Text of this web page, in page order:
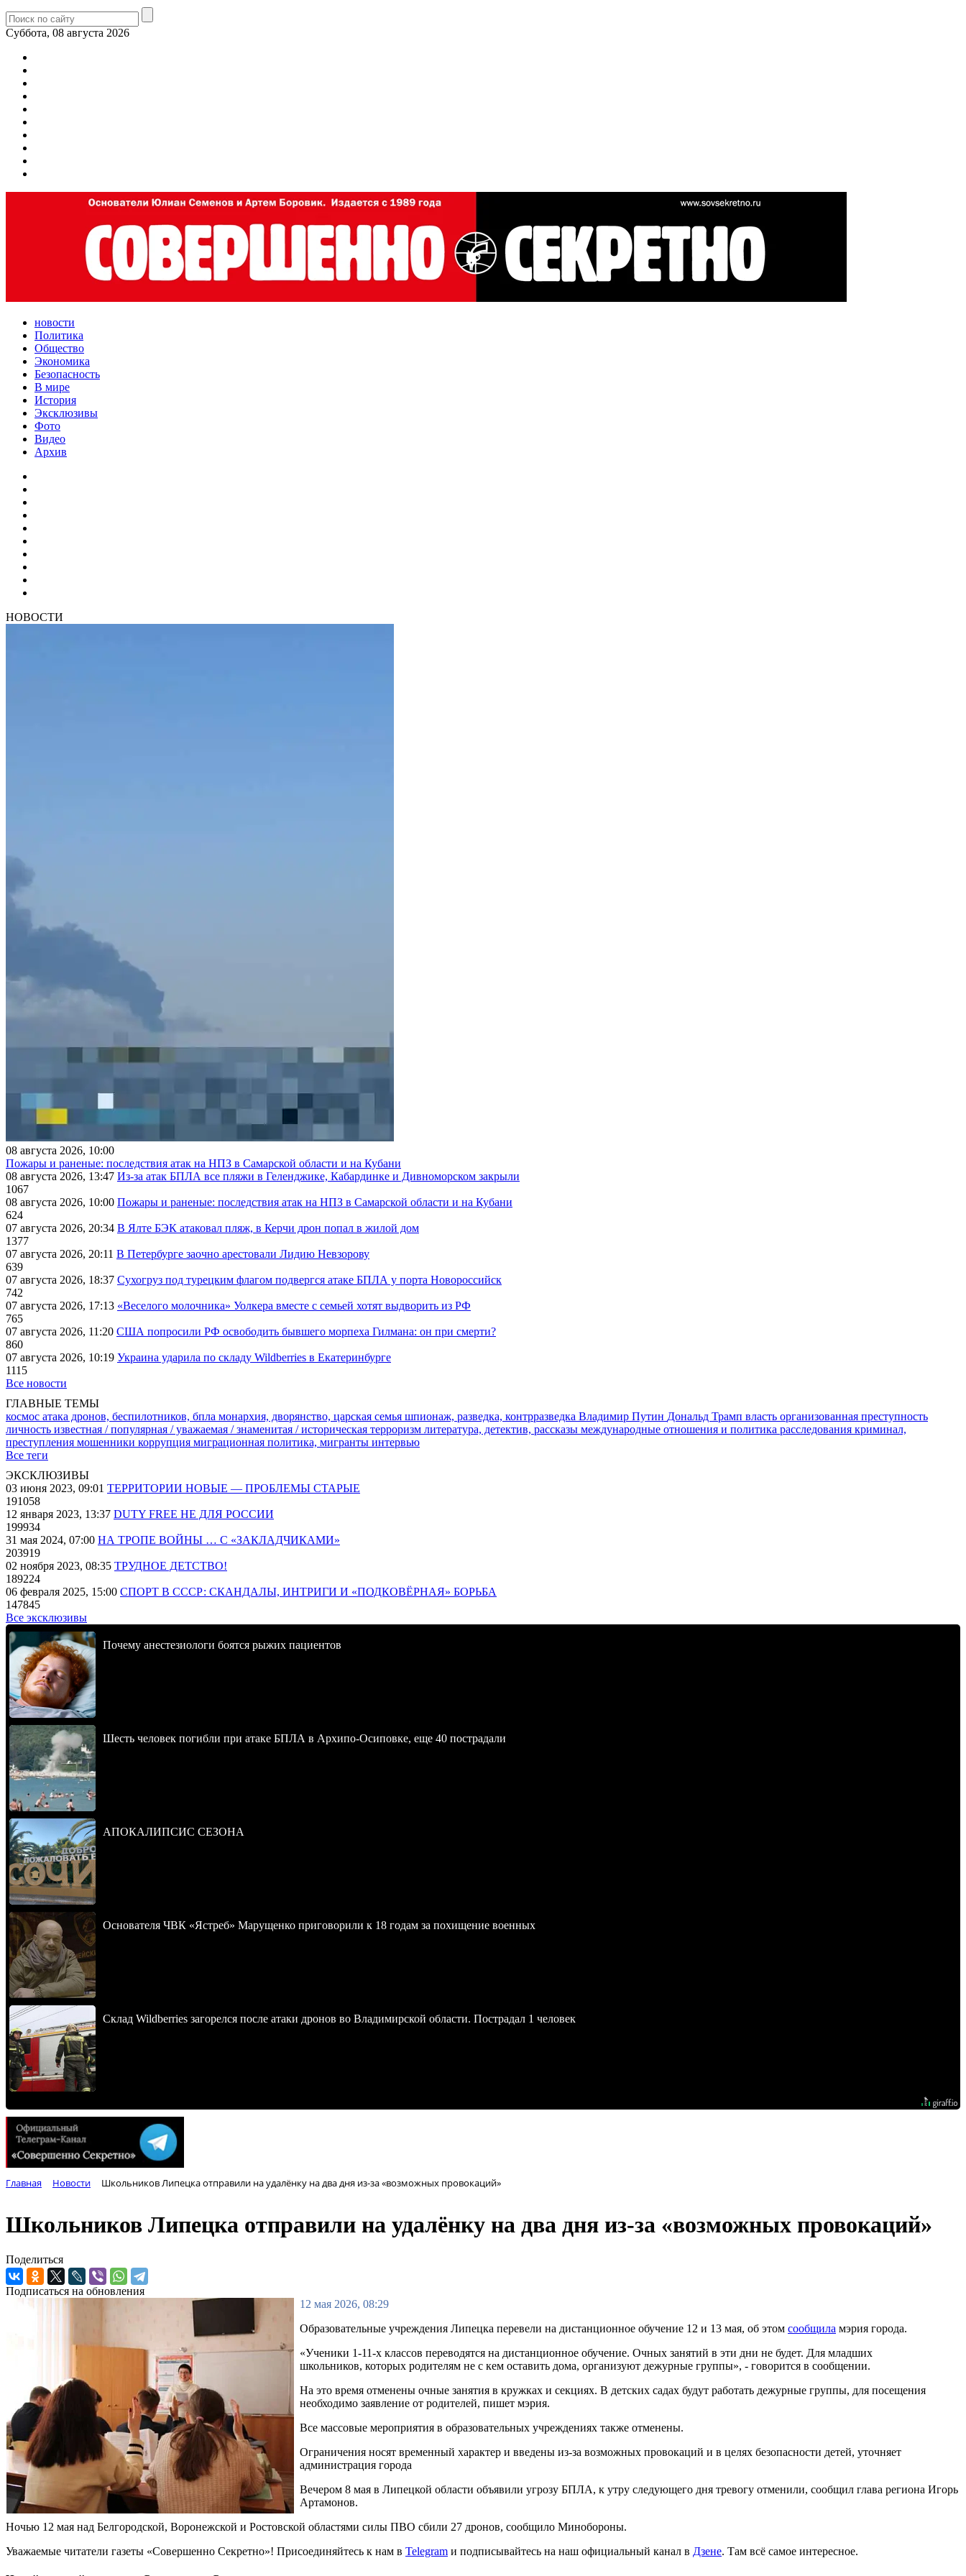
Суббота, 08 августа 2026
новости
Политика
Общество
Экономика
Безопасность
В мире
История
Эксклюзивы
Фото
Видео
Архив
НОВОСТИ
08 августа 2026, 10:00
Пожары и раненые: последствия атак на НПЗ в Самарской области и на Кубани
08 августа 2026, 13:47 Из-за атак БПЛА все пляжи в Геленджике, Кабардинке и Дивноморском закрыли
1067
08 августа 2026, 10:00 Пожары и раненые: последствия атак на НПЗ в Самарской области и на Кубани
624
07 августа 2026, 20:34 В Ялте БЭК атаковал пляж, в Керчи дрон попал в жилой дом
1377
07 августа 2026, 20:11 В Петербурге заочно арестовали Лидию Невзорову
639
07 августа 2026, 18:37 Сухогруз под турецким флагом подвергся атаке БПЛА у порта Новороссийск
742
07 августа 2026, 17:13 «Веселого молочника» Уолкера вместе с семьей хотят выдворить из РФ
765
07 августа 2026, 11:20 США попросили РФ освободить бывшего морпеха Гилмана: он при смерти?
860
07 августа 2026, 10:19 Украина ударила по складу Wildberries в Екатеринбурге
1115
Все новости
ГЛАВНЫЕ ТЕМЫ
космос атака дронов, беспилотников, бпла монархия, дворянство, царская семья шпионаж, разведка, контрразведка Владимир Путин Дональд Трамп власть организованная преступность
личность известная / популярная / уважаемая / знаменитая / историческая терроризм литература, детектив, рассказы международные отношения и политика расследования криминал,
преступления мошенники коррупция миграционная политика, мигранты интервью
Все теги
ЭКСКЛЮЗИВЫ
03 июня 2023, 09:01 ТЕРРИТОРИИ НОВЫЕ — ПРОБЛЕМЫ СТАРЫЕ
191058
12 января 2023, 13:37 DUTY FREE НЕ ДЛЯ РОССИИ
199934
31 мая 2024, 07:00 НА ТРОПЕ ВОЙНЫ … С «ЗАКЛАДЧИКАМИ»
203919
02 ноября 2023, 08:35 ТРУДНОЕ ДЕТСТВО!
189224
06 февраля 2025, 15:00 СПОРТ В СССР: СКАНДАЛЫ, ИНТРИГИ И «ПОДКОВЁРНАЯ» БОРЬБА
147845
Все эксклюзивы
Почему анестезиологи боятся рыжих пациентов
Шесть человек погибли при атаке БПЛА в Архипо-Осиповке, еще 40 пострадали
АПОКАЛИПСИС СЕЗОНА
Основателя ЧВК «Ястреб» Марущенко приговорили к 18 годам за похищение военных
Склад Wildberries загорелся после атаки дронов во Владимирской области. Пострадал 1 человек
Главная Новости Школьников Липецка отправили на удалёнку на два дня из-за «возможных провокаций»
Школьников Липецка отправили на удалёнку на два дня из-за «возможных провокаций»
Поделиться
Подписаться на обновления
12 мая 2026, 08:29
Образовательные учреждения Липецка перевели на дистанционное обучение 12 и 13 мая, об этом сообщила мэрия города.
«Ученики 1-11-х классов переводятся на дистанционное обучение. Очных занятий в эти дни не будет. Для младших
школьников, которых родителям не с кем оставить дома, организуют дежурные группы», - говорится в сообщении.
На это время отменены очные занятия в кружках и секциях. В детских садах будут работать дежурные группы, для посещения
необходимо заявление от родителей, пишет мэрия.
Все массовые мероприятия в образовательных учреждениях также отменены.
Ограничения носят временный характер и введены из-за возможных провокаций и в целях безопасности детей, уточняет
администрация города
Вечером 8 мая в Липецкой области объявили угрозу БПЛА, к утру следующего дня тревогу отменили, сообщил глава региона Игорь
Артамонов.
Ночью 12 мая над Белгородской, Воронежской и Ростовской областями силы ПВО сбили 27 дронов, сообщило Минобороны.
Уважаемые читатели газеты «Совершенно Секретно»! Присоединяйтесь к нам в Telegram и подписывайтесь на наш официальный канал в Дзене. Там всё самое интересное.